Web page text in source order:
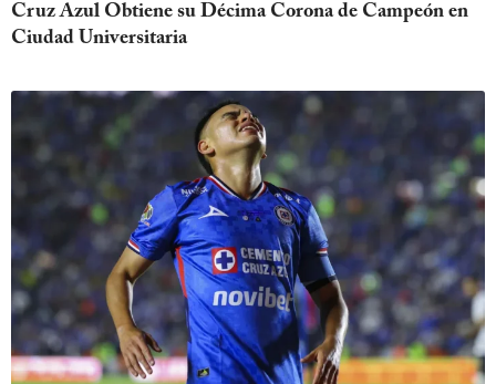
Cruz Azul Obtiene su Décima Corona de Campeón en
Ciudad Universitaria